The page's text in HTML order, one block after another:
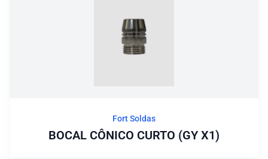
Fort Soldas
BOCAL CÔNICO CURTO (GY X1)